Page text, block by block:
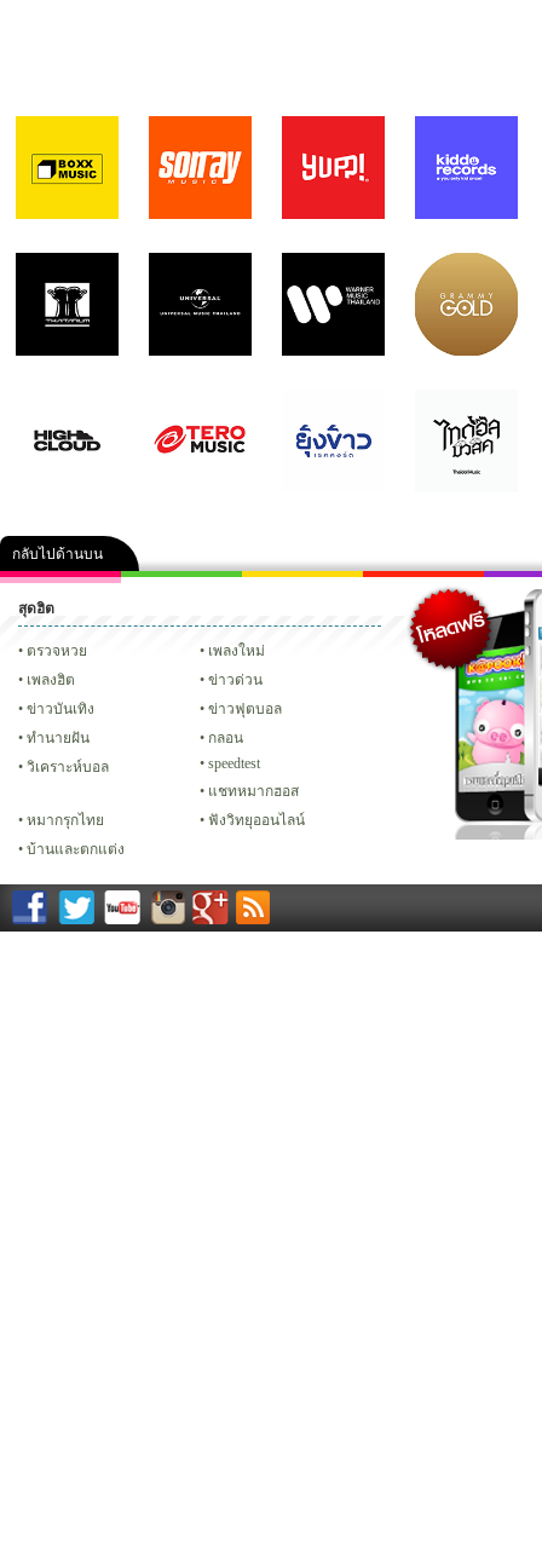
กลับไปด้านบน
คลิป ภาพ ปฏิทิน 2556 เฟซบุ๊ก ทวิ
Glitter
สุดฮิต
ตรวจหวย
เพลงใหม่
เพลงฮิต
ข่าวด่วน
ข่าวบันเทิง
ข่าวฟุตบอล
ทํานายฝัน
กลอน
วิเคราะห์บอล
speedtest
แชทหมากฮอส
หมากรุกไทย
ฟังวิทยุออนไลน์
บ้านและตกแต่ง